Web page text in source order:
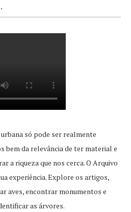
só pode ser realmente
bem da relevância de ter material e
a riqueza que nos cerca. O Arquivo
experiência. Explore os artigos,
aves, encontrar monumentos e
as árvores.